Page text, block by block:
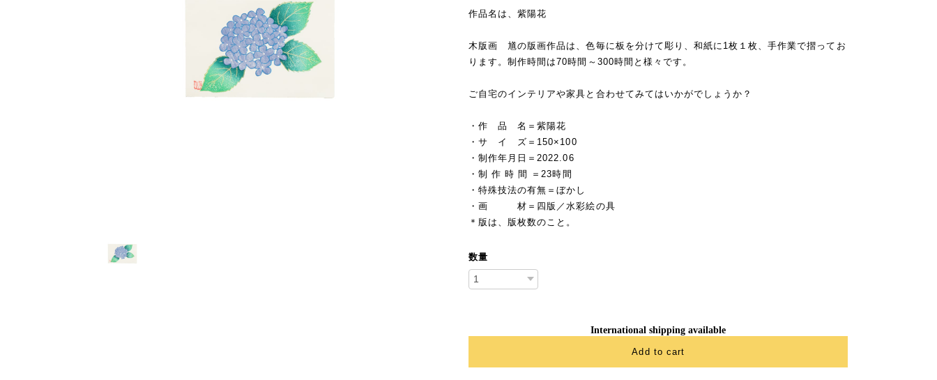
作品名は、紫陽花
木版画 馗の版画作品は、色毎に板を分けて彫り、和紙に1枚１枚、手作業で摺ってお
ります。制作時間は70時間～300時間と様々です。
ご自宅のインテリアや家具と合わせてみてはいかがでしょうか？
・作 品 名＝紫陽花
・サ イ ズ＝150×100
・制作年月日＝2022.06
・制 作 時 間 ＝23時間
・特殊技法の有無＝ぼかし
・画 材＝四版／水彩絵の具
＊版は、版枚数のこと。
数量
International shipping available
Add to cart